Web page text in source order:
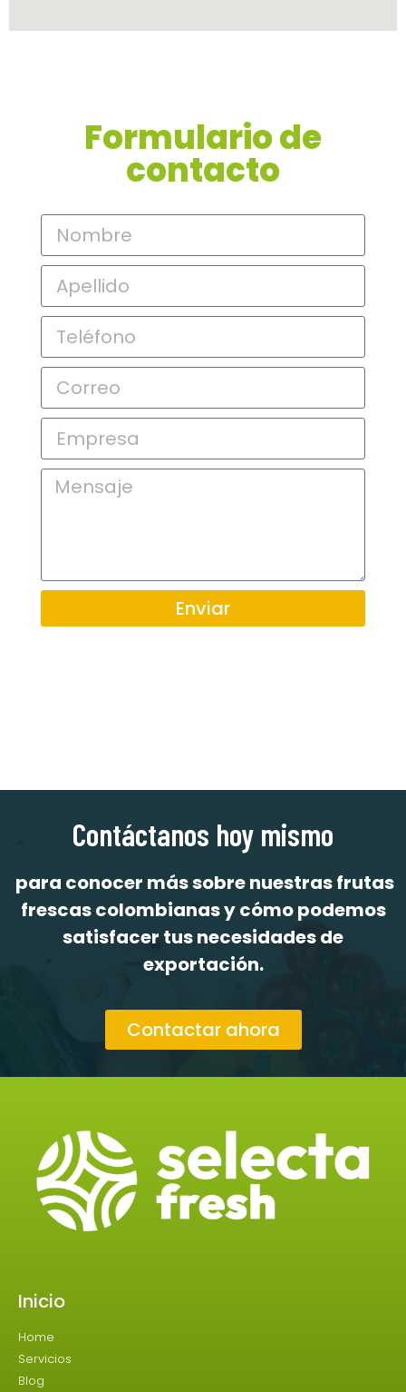
Formulario de
contacto
Enviar
Contáctanos hoy mismo
para conocer más sobre nuestras frutas
frescas colombianas y cómo podemos
satisfacer tus necesidades de
exportación.
Contactar ahora
Inicio
Home
Servicios
Blog